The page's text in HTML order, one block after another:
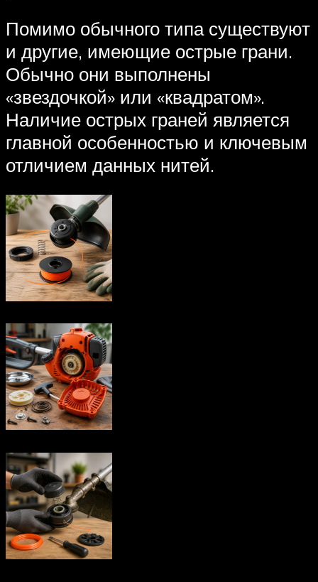
Помимо обычного типа существуют
и другие, имеющие острые грани.
Обычно они выполнены
«звездочкой» или «квадратом».
Наличие острых граней является
главной особенностью и ключевым
отличием данных нитей.